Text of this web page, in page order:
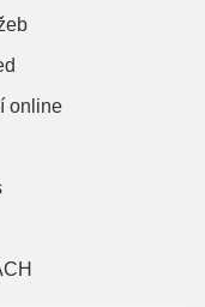
online